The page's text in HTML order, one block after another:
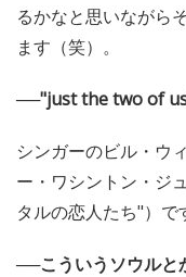
るかなと思いながら
ます（笑）。
──"just the two of
シンガーのビル・ウ
ー・ワシントン・ジ
タルの恋人たち"）で
──こういうソウルと